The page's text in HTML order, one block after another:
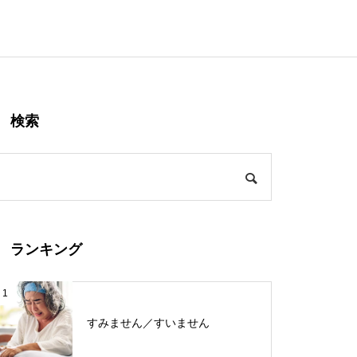
検索
ランキング
1
すみません／すいません